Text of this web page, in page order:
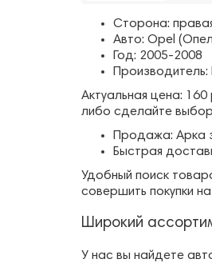
Сторона:
Авто: Opel
Год: 2005-2008
Производитель:
Актуальная цена:
либо сделайте
Продажа: Арка
Быстрая
Удобный поиск
совершить покупки
Широкий
У нас вы найдете